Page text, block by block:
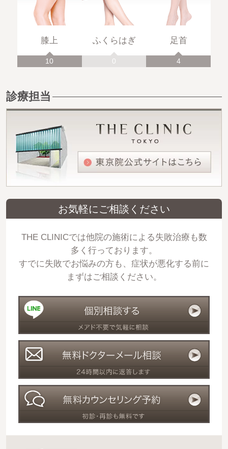
膝上
10
ふくらはぎ
0
足首
4
診療担当
お気軽にご相談ください
THE CLINICでは他院の施術による失敗治療も数
多く行っております。
すでに失敗でお悩みの方も、症状が悪化する前に
まずはご相談ください。